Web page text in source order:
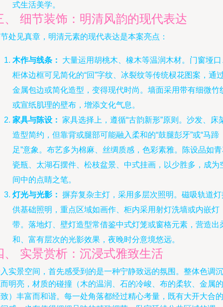
式生活美学。
、 细节装饰：明清风韵的现代表达
处见真章，明清元素的现代表达是本案亮点：
木作与线条：
大量运用胡桃木、橡木等温润木材。门窗垭口
柜体边框可见简化的“回”字纹、冰裂纹等传统棂花图案，通
金属包边或简化造型，变得现代时尚。墙面采用带有细微竹
或宣纸肌理的壁布，增添文化气息。
家具与陈设： 家具选择上，遵循“古韵新形”原则。沙发、床
造型简约，但靠背或腿部可能融入柔和的“鼓腿彭牙”或“马蹄
足”意象。布艺多为棉麻、丝绸质感，色彩素雅。陈设品如
瓷瓶、太湖石摆件、松枝盆景、中式挂画，以少胜多，成为
间中的点睛之笔。
灯光与光影： 摒弃复杂主灯，采用多层次照明。磁吸轨道灯
供基础照明，重点区域如画作、柜内采用射灯洗墙或内嵌灯
带。落地灯、壁灯造型常借鉴中式灯笼或窗格元素，营造出
和、富有层次的光影效果，夜晚时分意境悠远。
、 实景赏析：沉浸式雅致生活
实景空间，首先感受到的是一种宁静致远的氛围。整体色调沉
明亮，材质的碰撞（木的温润、石的冷峻、布的柔软、金属的
）丰富而和谐。每一处角落都经过精心考量，既有大开大合的